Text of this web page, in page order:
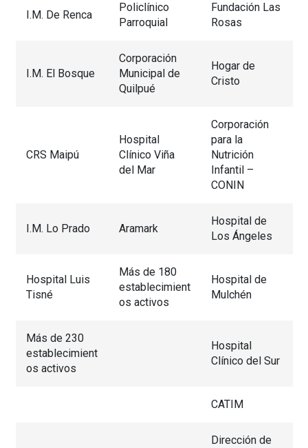
I.M. De Renca
Policlínico
Parroquial
Fundación Las
Rosas
I.M. El Bosque
Corporación
Municipal de
Quilpué
Hogar de
Cristo
CRS Maipú
Hospital
Clínico Viña
del Mar
Corporación
para la
Nutrición
Infantil –
CONIN
I.M. Lo Prado Aramark
Hospital de
Los Ángeles
Hospital Luis
Tisné
Más de 180
establecimient
os activos
Hospital de
Mulchén
Más de 230
establecimient
os activos
Hospital
Clínico del Sur
CATIM
Dirección de